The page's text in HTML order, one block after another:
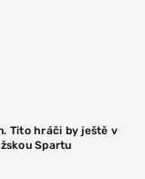
Tito hráči by ještě v
Spartu